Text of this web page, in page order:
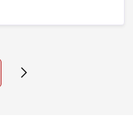
CODICE ARANCIONE
attualePagina successiva